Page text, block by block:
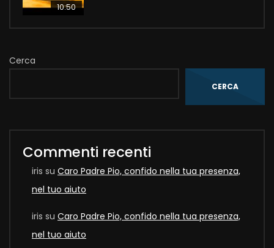
10:50
Cerca
CERCA
Commenti recenti
iris su Caro Padre Pio, confido nella tua presenza,
nel tuo aiuto
iris su Caro Padre Pio, confido nella tua presenza,
nel tuo aiuto